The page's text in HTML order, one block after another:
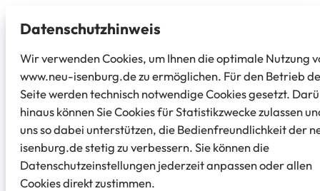
Datenschutz­hinweis
Wir verwenden Cookies, um Ihnen die optimale Nutzung
www.neu-isenburg.de zu ermöglichen. Für den Betrieb
Seite werden technisch notwendige Cookies gesetzt.
hinaus können Sie Cookies für Statistikzwecke zulassen
uns so dabei unterstützen, die Bedienfreundlichkeit der
isenburg.de stetig zu verbessern. Sie können die
Datenschutzeinstellungen jederzeit anpassen oder allen
Cookies direkt zustimmen.